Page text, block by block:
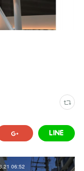
06:52